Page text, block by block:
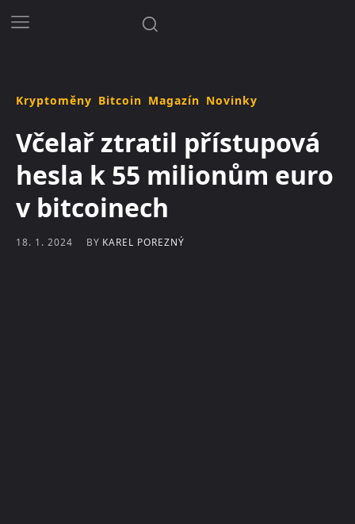
Kryptoměny Bitcoin Magazín Novinky
Včelař ztratil přístupová
hesla k 55 milionům euro
v bitcoinech
18. 1. 2024 BY KAREL POREZNÝ